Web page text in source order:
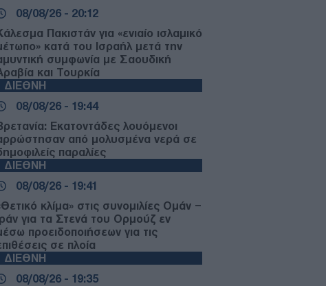
08/08/26 - 20:12
Πακιστάν για «ενιαίο ισλαμικό
κατά του Ισραήλ μετά την
συμφωνία με Σαουδική
και Τουρκία
ΔΙΕΘΝΗ
08/08/26 - 19:44
Εκατοντάδες λουόμενοι
από μολυσμένα νερά σε
παραλίες
ΔΙΕΘΝΗ
08/08/26 - 19:41
κλίμα» στις συνομιλίες Ομάν –
Ιράν για τα Στενά του Ορμούζ εν
προειδοποιήσεων για τις
σε πλοία
ΔΙΕΘΝΗ
08/08/26 - 19:35